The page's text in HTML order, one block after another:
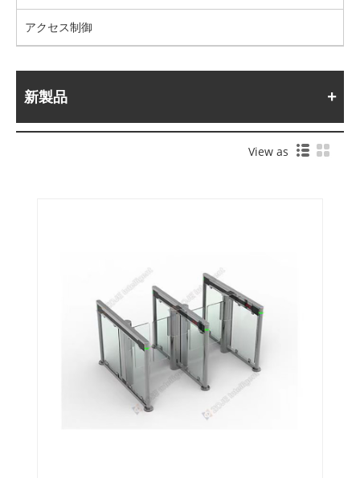
アクセス制御
新製品
View as